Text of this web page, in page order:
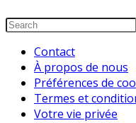
Contact
À propos de nous
Préférences de
Termes et
Votre vie privée